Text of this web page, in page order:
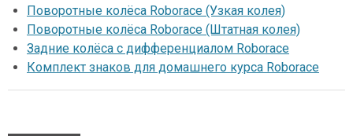
Поворотные колёса Roborace (Узкая колея)
Поворотные колёса Roborace (Штатная колея)
Задние колёса с дифференциалом Roborace
Комплект знаков для домашнего курса Roborace